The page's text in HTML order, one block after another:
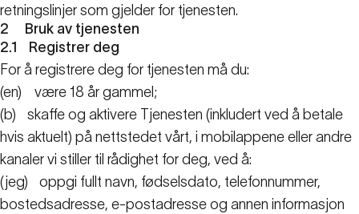
retningslinjer som gjelder for tjenesten.
2
Bruk av tjenesten
2.1
Registrer deg
For å registrere deg for tjenesten må du:
(en)
være 18 år gammel;
(b)
skaffe og aktivere Tjenesten (inkludert ved å betale
hvis aktuelt) på nettstedet vårt, i mobilappene eller andre
kanaler vi stiller til rådighet for deg, ved å:
(jeg)
oppgi fullt navn, fødselsdato, telefonnummer,
bostedsadresse, e-postadresse og annen informasjon